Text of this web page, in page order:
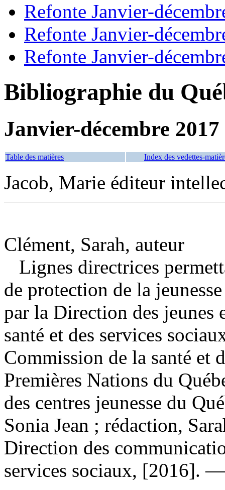
Refonte Janvier-
Refonte Janvier-
Refonte Janvier-
Bibliographie du
Janvier-décembre 2017
Table des matières Index des vedettes-
Jacob, Marie éditeur
Clément, Sarah, auteur
Lignes directrices
de protection de la
par la Direction des jeunes
santé et des services
Commission de la santé et
Premières Nations du
des centres jeunesse du
Sonia Jean ; rédaction,
Direction des
services sociaux, [2016].